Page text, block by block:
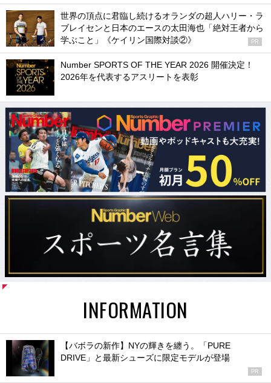
世界の頂点に君臨し続けるオランダの超人ハリー・ラ
ブレイセンと日本のエースの太田海也「絶対王者から
学ぶこと」《ケイリン国際対談②》
PR
Number SPORTS OF THE YEAR 2026 開催決定！
2026年を代表するアスリートを表彰
INFORMATION
【バボラの新作】NYの輝きを纏う。「PURE
DRIVE」と最新シューズに限定モデルが登場
PR